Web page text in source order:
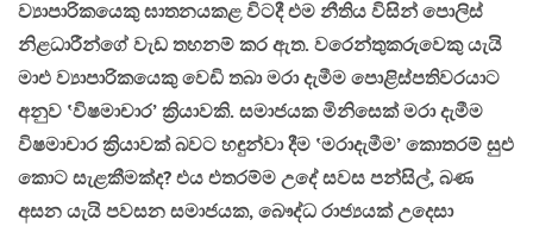
ව්‍යාපාරිකයෙකු ඝාතනයකළ විටදී එම නීතිය විසින් පොලිස්
නිළධාරීන්ගේ වැඩ තහනම් කර ඇත. වරෙන්තුකරුවෙකු යැයි
මාඑ ව්‍යාපාරිකයෙකු වෙඩි තබා මරා දැමීම පොළිස්පතිවරයාට
අනුව ‛විෂමාචාර’ ක්‍රියාවකි. සමාජයක මිනිසෙක් මරා දැමීම
විෂමාචාර ක්‍රියාවක් බවට හඳුන්වා දීම ‛මරාදැමීම’ කොතරම් සුඑ
කොට සැළකීමක්ද? එය එතරම්ම උදේ සවස පන්සිල්, බණ
අසන යැයි පවසන සමාජයක, බෞද්ධ රාජ්‍යයක් උදෙසා